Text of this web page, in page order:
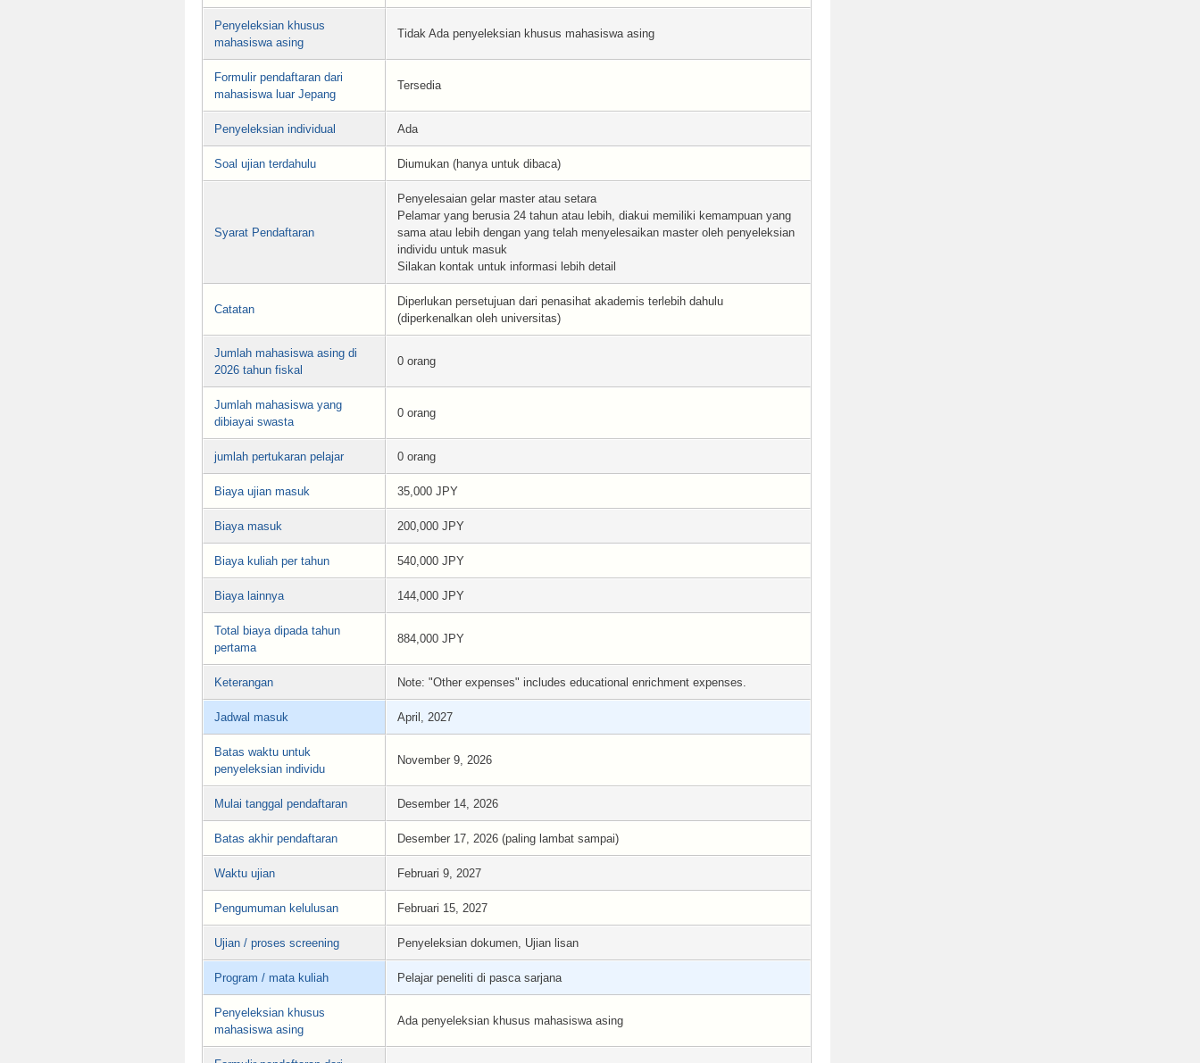
Penyeleksian khusus
mahasiswa asing
Tidak Ada penyeleksian khusus mahasiswa asing
Formulir pendaftaran dari
mahasiswa luar Jepang
Tersedia
Penyeleksian individual Ada
Soal ujian terdahulu Diumukan (hanya untuk dibaca)
Syarat Pendaftaran
Penyelesaian gelar master atau setara
Pelamar yang berusia 24 tahun atau lebih, diakui memiliki kemampuan yang
sama atau lebih dengan yang telah menyelesaikan master oleh penyeleksian
individu untuk masuk
Silakan kontak untuk informasi lebih detail
Catatan
Diperlukan persetujuan dari penasihat akademis terlebih dahulu
(diperkenalkan oleh universitas)
Jumlah mahasiswa asing di
2026 tahun fiskal
0 orang
Jumlah mahasiswa yang
dibiayai swasta
0 orang
jumlah pertukaran pelajar 0 orang
Biaya ujian masuk 35,000 JPY
Biaya masuk 200,000 JPY
Biaya kuliah per tahun 540,000 JPY
Biaya lainnya 144,000 JPY
Total biaya dipada tahun
pertama
884,000 JPY
Keterangan Note: "Other expenses" includes educational enrichment expenses.
Jadwal masuk April, 2027
Batas waktu untuk
penyeleksian individu
November 9, 2026
Mulai tanggal pendaftaran Desember 14, 2026
Batas akhir pendaftaran Desember 17, 2026 (paling lambat sampai)
Waktu ujian Februari 9, 2027
Pengumuman kelulusan Februari 15, 2027
Ujian / proses screening Penyeleksian dokumen, Ujian lisan
Program / mata kuliah Pelajar peneliti di pasca sarjana
Penyeleksian khusus
mahasiswa asing
Ada penyeleksian khusus mahasiswa asing